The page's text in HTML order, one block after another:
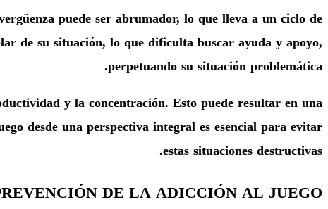
puede ser abrumador, lo que lleva a un ciclo de
de su situación, lo que dificulta buscar ayuda y apoyo,
perpetuando su situación problemática.
y la concentración. Esto puede resultar en una
desde una perspectiva integral es esencial para evitar
estas situaciones destructivas.
DE LA ADICCIÓN AL JUEGO